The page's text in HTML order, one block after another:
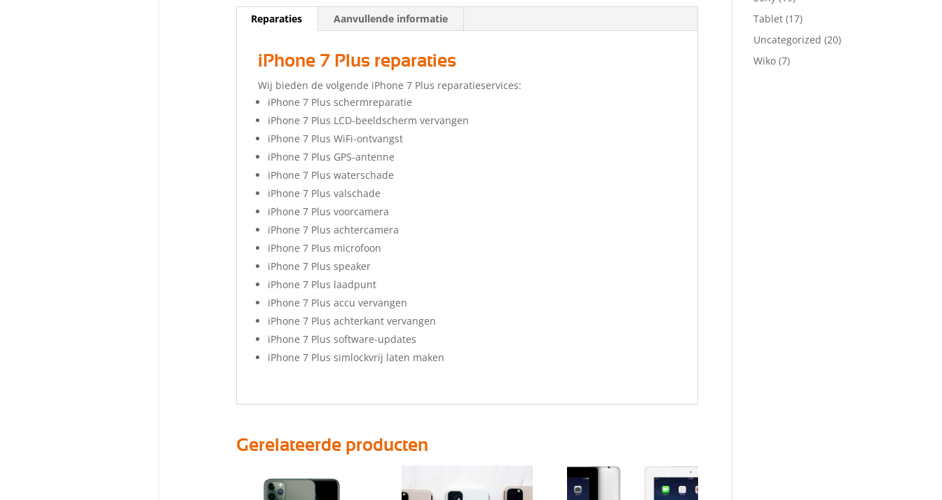
Reparaties Aanvullende informatie
iPhone 7 Plus reparaties
Wij bieden de volgende iPhone 7 Plus reparatieservices:
iPhone 7 Plus schermreparatie
iPhone 7 Plus LCD-beeldscherm vervangen
iPhone 7 Plus WiFi-ontvangst
iPhone 7 Plus GPS-antenne
iPhone 7 Plus waterschade
iPhone 7 Plus valschade
iPhone 7 Plus voorcamera
iPhone 7 Plus achtercamera
iPhone 7 Plus microfoon
iPhone 7 Plus speaker
iPhone 7 Plus laadpunt
iPhone 7 Plus accu vervangen
iPhone 7 Plus achterkant vervangen
iPhone 7 Plus software-updates
iPhone 7 Plus simlockvrij laten maken
Gerelateerde producten
Tablet (17)
Uncategorized (20)
Wiko (7)